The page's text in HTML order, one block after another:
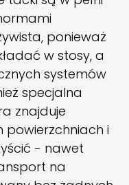
ponieważ
w stosy, a
systemów
specjalna
znajduje
powierzchniach i
- nawet
na